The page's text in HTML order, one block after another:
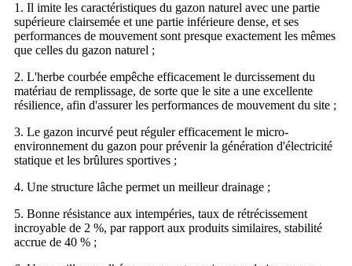
1. Il imite les caractéristiques du gazon naturel avec une partie
supérieure clairsemée et une partie inférieure dense, et ses
performances de mouvement sont presque exactement les mêmes
que celles du gazon naturel ;
2. L'herbe courbée empêche efficacement le durcissement du
matériau de remplissage, de sorte que le site a une excellente
résilience, afin d'assurer les performances de mouvement du site ;
3. Le gazon incurvé peut réguler efficacement le micro-
environnement du gazon pour prévenir la génération d'électricité
statique et les brûlures sportives ;
4. Une structure lâche permet un meilleur drainage ;
5. Bonne résistance aux intempéries, taux de rétrécissement
incroyable de 2 %, par rapport aux produits similaires, stabilité
accrue de 40 % ;